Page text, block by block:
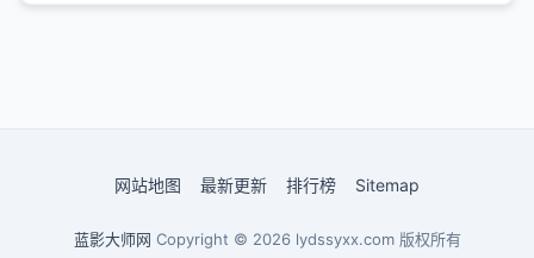
网站地图 最新更新 排行榜 Sitemap
蓝影大师网 Copyright © 2026 lydssyxx.com 版权所有